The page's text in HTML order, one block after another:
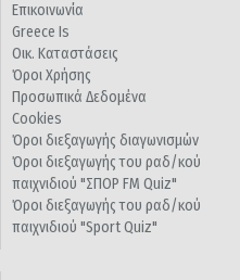
Επικοινωνία
Greece Is
Οικ. Καταστάσεις
Όροι Χρήσης
Προσωπικά Δεδομένα
Cookies
Όροι διεξαγωγής διαγωνισμών
Όροι διεξαγωγής του ραδ/κού
παιχνιδιού "ΣΠΟΡ FM Quiz"
Όροι διεξαγωγής του ραδ/κού
παιχνιδιού "Sport Quiz"